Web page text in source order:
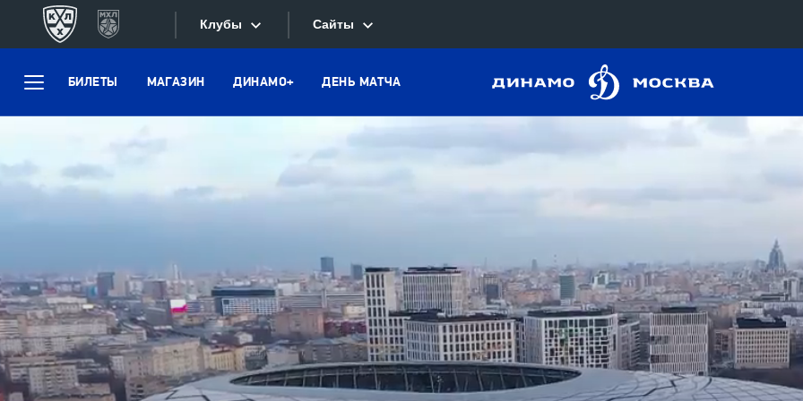
Клубы
Конференция «Запад»
ХК Сочи
Дивизион Тарасова
Динамо Мн
Динамо М
Конференция «Восток»
Трактор
Дивизион Чернышева
Авангард
Адмирал
Сайты
Интернет-магазин
Фотобанк
Приложение КХЛ
БИЛЕТЫ МАГАЗИН ДИНАМО+ ДЕНЬ МАТЧА
Динамо